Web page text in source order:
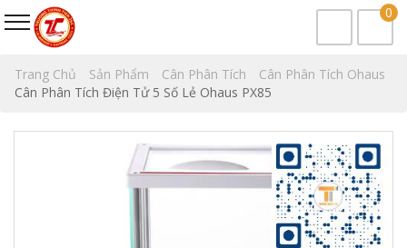
0
Trang Chủ Sản Phẩm Cân Phân Tích
Cân Phân Tích Ohaus
Cân Phân Tích Điện Tử 5 Số Lẻ Ohaus PX85